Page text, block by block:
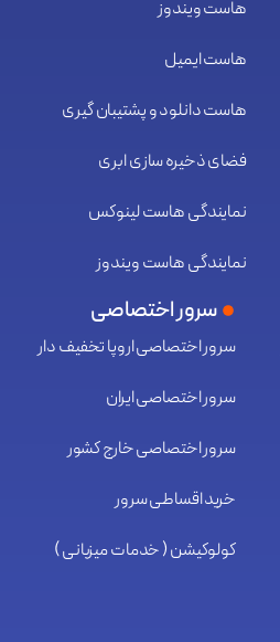
هاست ویندوز
هاست ایمیل
هاست دانلود و پشتیبان گیری
فضای ذخیره سازی ابری
نمایندگی هاست لینوکس
نمایندگی هاست ویندوز
سرور اختصاصی
سرور اختصاصی اروپا تخفیف دار
سرور اختصاصی ایران
سرور اختصاصی خارج کشور
خرید اقساطی سرور
کولوکیشن ( خدمات میزبانی )